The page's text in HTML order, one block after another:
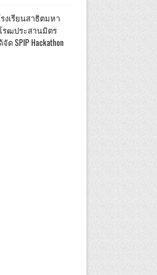
งเรียนสาธิตมหา
รฒประสานมิตร
SPIP Hackathon